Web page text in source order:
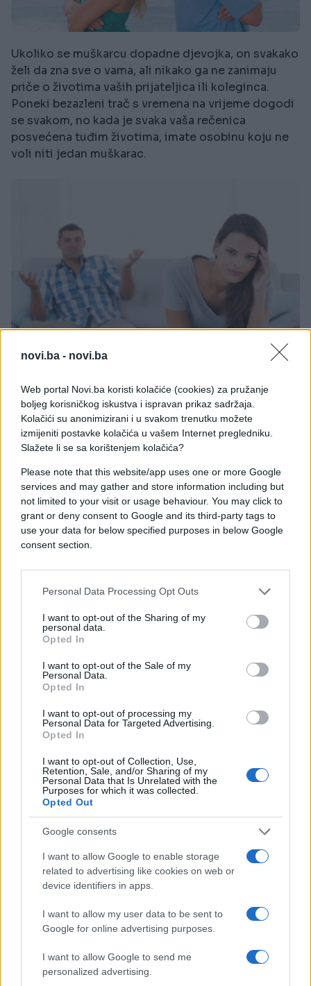
novi.ba - novi.ba
Web portal Novi.ba koristi kolačiće (cookies) za pružanje
boljeg korisničkog iskustva i ispravan prikaz sadržaja.
Kolačići su anonimizirani i u svakom trenutku možete
izmijeniti postavke kolačića u vašem Internet pregledniku.
Slažete li se sa korištenjem kolačića?
Please note that this website/app uses one or more Google
services and may gather and store information including but
not limited to your visit or usage behaviour. You may click to
grant or deny consent to Google and its third-party tags to
use your data for below specified purposes in below Google
consent section.
Personal Data Processing Opt Outs
I want to opt-out of the Sharing of my
personal data.
Opted In
I want to opt-out of the Sale of my
Personal Data.
Opted In
I want to opt-out of processing my
Personal Data for Targeted Advertising.
Opted In
I want to opt-out of Collection, Use,
Retention, Sale, and/or Sharing of my
Personal Data that Is Unrelated with the
Purposes for which it was collected.
Opted Out
Google consents
I want to allow Google to enable storage
related to advertising like cookies on web or
device identifiers in apps.
I want to allow my user data to be sent to
Google for online advertising purposes.
I want to allow Google to send me
personalized advertising.
Ukoliko se muškarcu dopadne djevojka, on svakako
želi da zna sve o vama, ali nikako ga ne zanimaju
priče o životima vaših prijateljica ili koleginca.
Poneki bezazleni trač s vremena na vrijeme dogodi
se svakom, no kada je svaka vaša rečenica
posvećena tuđim životima, imate osobinu koju ne
voli niti jedan muškarac.
Odnos prema drugim osobama, svakako je bitan za
muškarca, posebno kada je riječ o njegovoj ljepšoj
polovini. Žene nisu jedine koje primjete kako se
njihov partner odnosi prema konobarima ili
prodavcima. Grubost i negativnost nisu lijepe
osobine i to će ostati u glavi svakog muškarca.
Svakako da finansijska sigurnost mnogim ženama
predstavlja vrlo važan faktor kada biraju muškarca.
Jedno istraživanje je pokazalo kako su materijalno
zbrinuti i stabilni muškarci ženama mnogo
privlačniji od drugih.
#odnos
#osobine #veze